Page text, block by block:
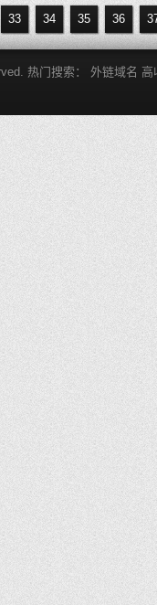
站在还没有做好以前不
做好的话，百度在第一
33 34 35 36
热门搜索： 外链域名 高